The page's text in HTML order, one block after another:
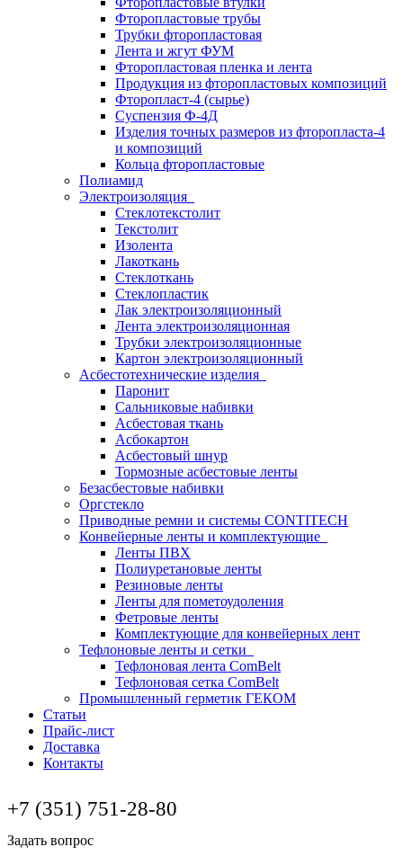
Фторопластовые трубы
Трубки фторопластовая
Лента и жгут ФУМ
Фторопластовая пленка и лента
Продукция из фторопластовых композиций
Фторопласт-4 (сырье)
Суспензия Ф-4Д
Изделия точных размеров из фторопласта-4
и композиций
Кольца фторопластовые
Полиамид
Электроизоляция
Стеклотекстолит
Текстолит
Изолента
Лакоткань
Стеклоткань
Стеклопластик
Лак электроизоляционный
Лента электроизоляционная
Трубки электроизоляционные
Картон электроизоляционный
Асбестотехнические изделия
Паронит
Сальниковые набивки
Асбестовая ткань
Асбокартон
Асбестовый шнур
Тормозные асбестовые ленты
Безасбестовые набивки
Оргстекло
Приводные ремни и системы CONTITECH
Конвейерные ленты и комплектующие
Ленты ПВХ
Полиуретановые ленты
Резиновые ленты
Ленты для пометоудоления
Фетровые ленты
Комплектующие для конвейерных лент
Тефлоновые ленты и сетки
Тефлоновая лента ComBelt
Тефлоновая сетка ComBelt
Промышленный герметик ГЕКОМ
Статьи
Прайс-лист
Доставка
Контакты
+7 (351) 751-28-80
Задать вопрос